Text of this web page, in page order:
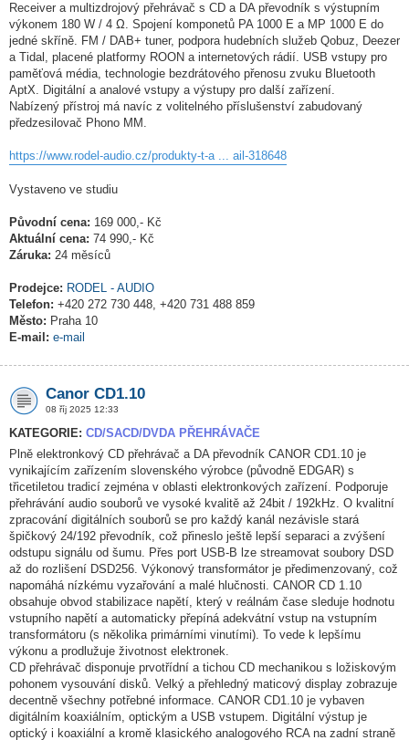
Receiver a multizdrojový přehrávač s CD a DA převodník s výstupním
výkonem 180 W / 4 Ω. Spojení komponetů PA 1000 E a MP 1000 E do
jedné skříně. FM / DAB+ tuner, podpora hudebních služeb Qobuz, Deezer
a Tidal, placené platformy ROON a internetových rádií. USB vstupy pro
paměťová média, technologie bezdrátového přenosu zvuku Bluetooth
AptX. Digitální a analové vstupy a výstupy pro další zařízení.
Nabízený přístroj má navíc z volitelného příslušenství zabudovaný
předzesilovač Phono MM.
https://www.rodel-audio.cz/produkty-t-a ... ail-318648
Vystaveno ve studiu
Původní cena: 169 000,- Kč
Aktuální cena: 74 990,- Kč
Záruka: 24 měsíců
Prodejce: RODEL - AUDIO
Telefon: +420 272 730 448, +420 731 488 859
Město: Praha 10
E-mail: e-mail
Canor CD1.10
08 říj 2025 12:33
KATEGORIE: CD/SACD/DVDA PŘEHRÁVAČE
Plně elektronkový CD přehrávač a DA převodník CANOR CD1.10 je
vynikajícím zařízením slovenského výrobce (původně EDGAR) s
třicetiletou tradicí zejména v oblasti elektronkových zařízení. Podporuje
přehrávání audio souborů ve vysoké kvalitě až 24bit / 192kHz. O kvalitní
zpracování digitálních souborů se pro každý kanál nezávisle stará
špičkový 24/192 převodník, což přineslo ještě lepší separaci a zvýšení
odstupu signálu od šumu. Přes port USB-B lze streamovat soubory DSD
až do rozlišení DSD256. Výkonový transformátor je předimenzovaný, což
napomáhá nízkému vyzařování a malé hlučnosti. CANOR CD 1.10
obsahuje obvod stabilizace napětí, který v reálnám čase sleduje hodnotu
vstupního napětí a automaticky přepíná adekvátní vstup na vstupním
transformátoru (s několika primárními vinutími). To vede k lepšímu
výkonu a prodlužuje životnost elektronek.
CD přehrávač disponuje prvotřídní a tichou CD mechanikou s ložiskovým
pohonem vysouvání disků. Velký a přehledný maticový display zobrazuje
decentně všechny potřebné informace. CANOR CD1.10 je vybaven
digitálním koaxiálním, optickým a USB vstupem. Digitální výstup je
optický i koaxiální a kromě klasického analogového RCA na zadní straně